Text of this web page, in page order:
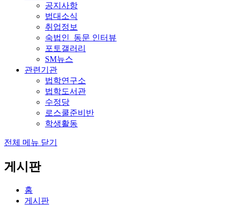
공지사항
법대소식
취업정보
숙법인_동문 인터뷰
포토갤러리
SM뉴스
관련기관
법학연구소
법학도서관
수정당
로스쿨준비반
학생활동
전체 메뉴 닫기
게시판
홈
게시판